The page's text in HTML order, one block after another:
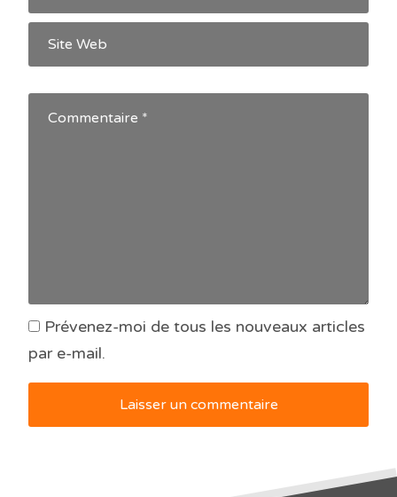
Prévenez-moi de tous les nouveaux articles
par e-mail.